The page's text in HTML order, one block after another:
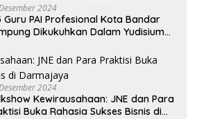
2024
Guru PAI Profesional Kota Bandar
Dikukuhkan Dalam Yudisium
2024
Kewirausahaan: JNE dan Para
Buka Rahasia Sukses Bisnis di